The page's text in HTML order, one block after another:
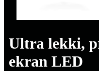
Ultra lekki,
ekran LED